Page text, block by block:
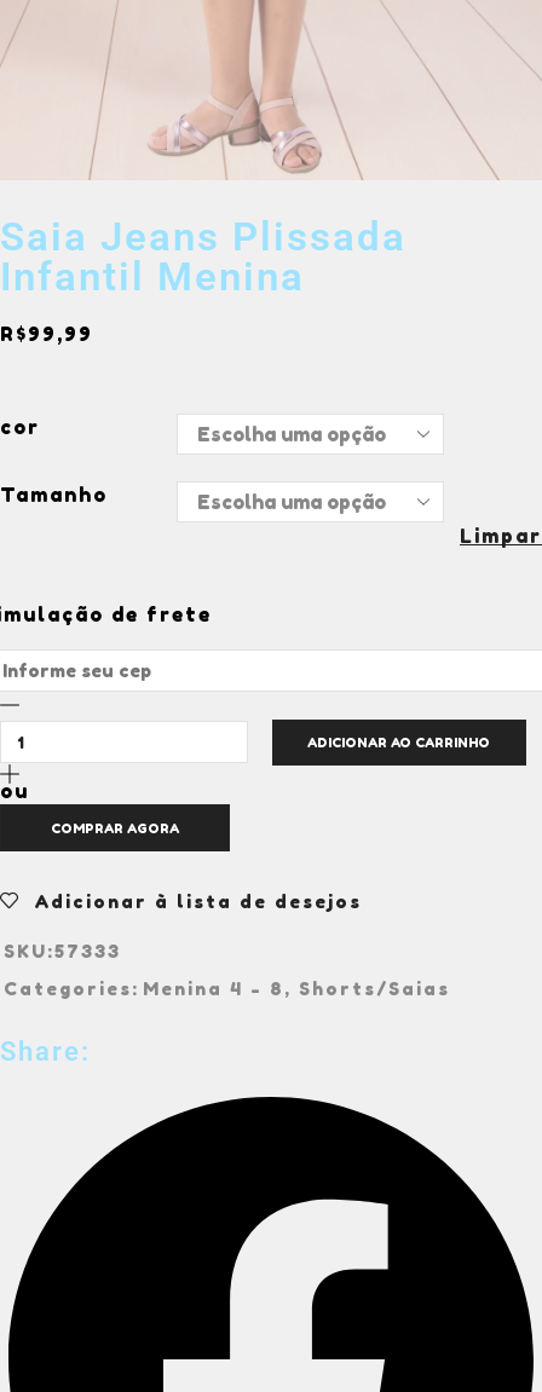
Saia Jeans Plissada
Infantil Menina
R$99,99
cor
Tamanho
Limpar
de frete
ADICIONAR AO CARRINHO
ou
COMPRAR AGORA
Adicionar à lista de desejos
SKU:57333
Categories: Menina 4 - 8 , Shorts/Saias
Share: